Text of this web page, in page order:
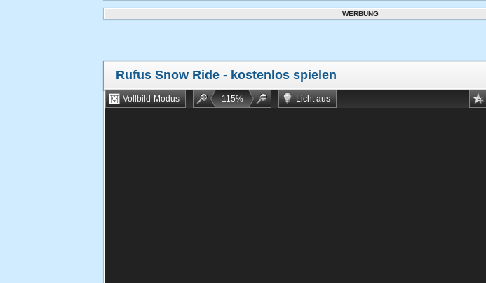
WERBUNG
Rufus Snow Ride - kostenlos spielen
Vollbild-Modus 115% Licht aus